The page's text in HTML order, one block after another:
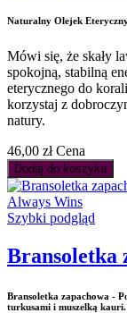
Naturalny Olejek
Mówi się, że skały
spokojną, stabilną
eterycznego do
korzystaj z
natury.
46,00 zł Cena
Dodaj do koszyka
Szybki podgląd
Bransoletka
Bransoletka zapachowa -
turkusami i muszelką kauri.